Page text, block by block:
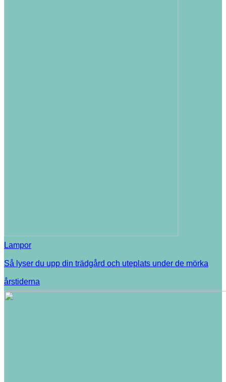
Lampor
Så lyser du upp din trädgård och uteplats under de mörka
årstiderna